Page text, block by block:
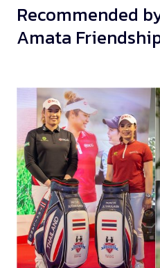
Recommended
Amata